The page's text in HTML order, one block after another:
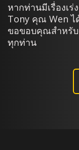
หากท่านมีเรื่องเ
Tony คุณ Wen ไ
ขอขอบคุณสำหรับ
ทุกท่าน